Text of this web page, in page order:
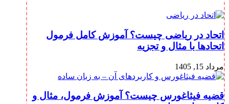
اتحاد در ریاضی چیست؟ آموزش کامل فرمول
اتحادها با مثال و تجزیه
مرداد 15, 1405
قضیه فیثاغورس چیست؟ آموزش فرمول، مثال و